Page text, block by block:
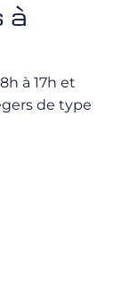
à
à 17h et
de type